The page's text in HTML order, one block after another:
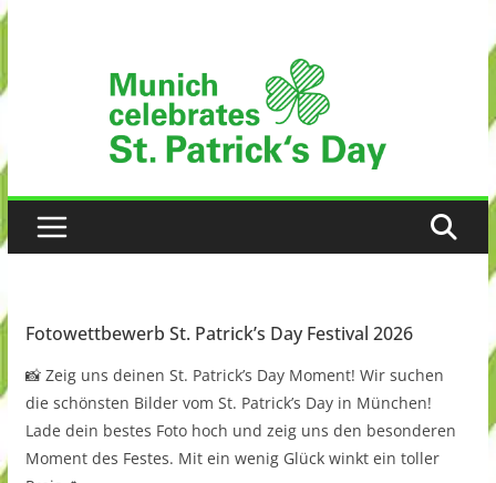
Fotowettbewerb St. Patrick’s Day Festival 2026
📸 Zeig uns deinen St. Patrick’s Day Moment! Wir suchen
die schönsten Bilder vom St. Patrick’s Day in München!
Lade dein bestes Foto hoch und zeig uns den besonderen
Moment des Festes. Mit ein wenig Glück winkt ein toller